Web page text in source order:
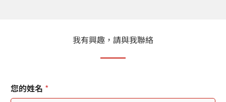
我有興趣，請與我聯絡
联
络
您的姓名 *